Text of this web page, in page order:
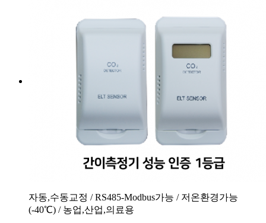
자동,수동교정 / RS485-Modbus가능 / 저온환경가능
(-40℃) / 농업,산업,의료용